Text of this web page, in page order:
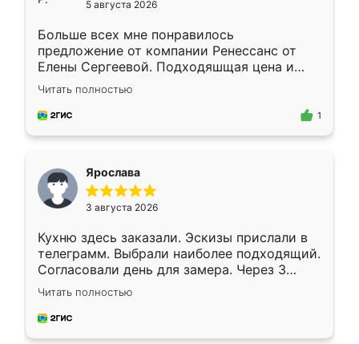
5 августа 2026
Больше всех мне понравилось
предложение от компании Ренессанс от
Елены Сергеевой. Подходяшщая цена и
короткие сроки изготовления. Приехавший
для замера сотрудник Владислав
предложил по моему эскизу самый
Читать полностью
1
Ярослава
3 августа 2026
Кухню здесь заказали. Эскизы прислали в
телеграмм. Выбрали наиболее подходящий.
Согласовали день для замера. Через 3
недели кухня была уже готова. Остались
довольны работой. Спасибо Ренессанс
мебель за качественную работу!
Читать полностью